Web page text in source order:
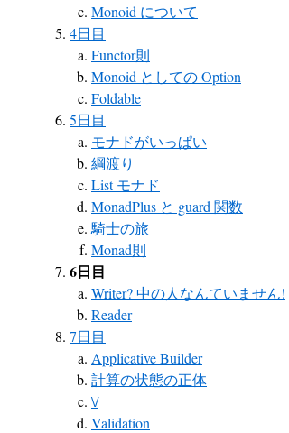
Monoid について
4日目
Functor則
Monoid としての Option
Foldable
5日目
モナドがいっぱい
綱渡り
List モナド
MonadPlus と guard 関数
騎士の旅
Monad則
6日目
Writer? 中の人なんていません!
Reader
7日目
Applicative Builder
計算の状態の正体
\/
Validation